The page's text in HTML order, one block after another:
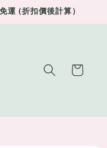
運 (折扣價後計算）
Cart